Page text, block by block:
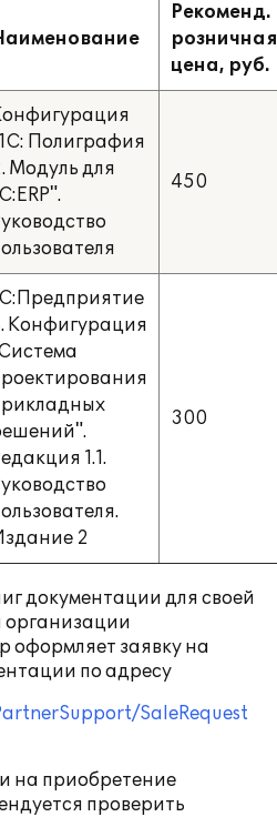
Рекоменд.
розничная
цена, руб.
Полиграфия
Модуль для
450
Конфигурация
1.1.
2
300
документации для своей
организации
оформляет заявку на
по адресу
SaleRequest
на приобретение
проверить